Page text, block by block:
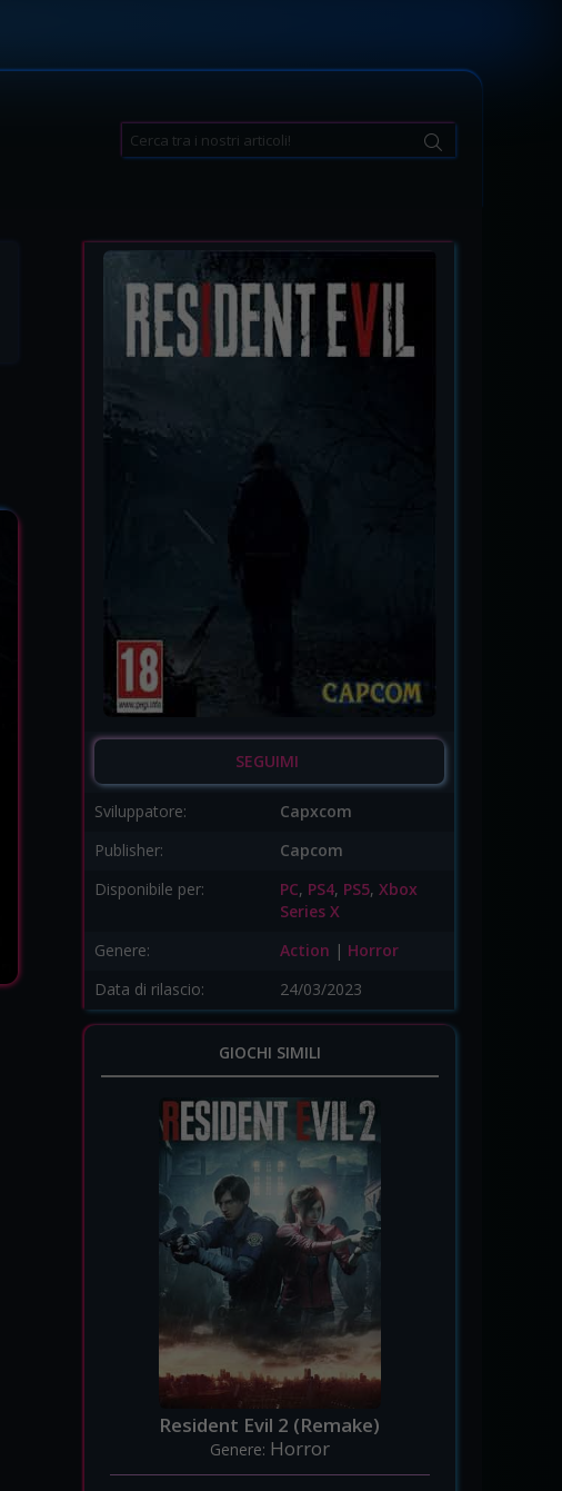
Search
for:
SEGUIMI
Sviluppatore:
Capxcom
Publisher:
Capcom
Disponibile per:
PC, PS4, PS5, Xbox
Series X
Genere:
Action | Horror
Data di rilascio:
24/03/2023
GIOCHI SIMILI
Resident Evil 2 (Remake)
Genere: Horror